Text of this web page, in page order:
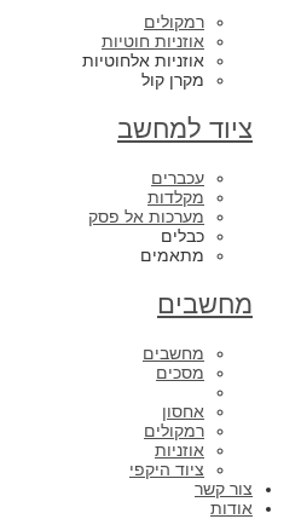
רמקולים
אוזניות חוטיות
אוזניות אלחוטיות
מקרן קול
ציוד למחשב
עכברים
מקלדות
מערכות אל פסק
כבלים
מתאמים
מחשבים
מחשבים
מסכים
אחסון
רמקולים
אוזניות
ציוד היקפי
צור קשר
אודות